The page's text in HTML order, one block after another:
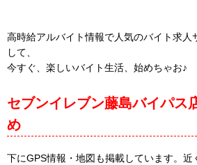
高時給アルバイト情報で人気のバイト求人
して、
今すぐ、楽しいバイト生活、始めちゃお♪
セブンイレブン藤島バイパス
め
下にGPS情報・地図も掲載しています。近